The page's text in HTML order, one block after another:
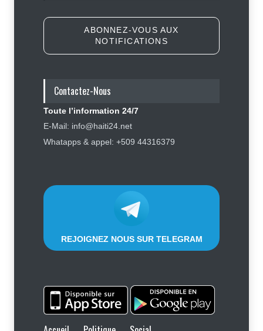
Élections : Alix Didier Fils-Aimé
Haïti : Sandra Paulemon appelle à
accélérer la campagne de
ABONNEZ-VOUS AUX
NOTIFICATIONS
Contactez-Nous
Toute l’information 24/7
E-Mail: info@haiti24.net
Whatapps & appel: +509 44316379
REJOIGNEZ NOUS SUR TELEGRAM